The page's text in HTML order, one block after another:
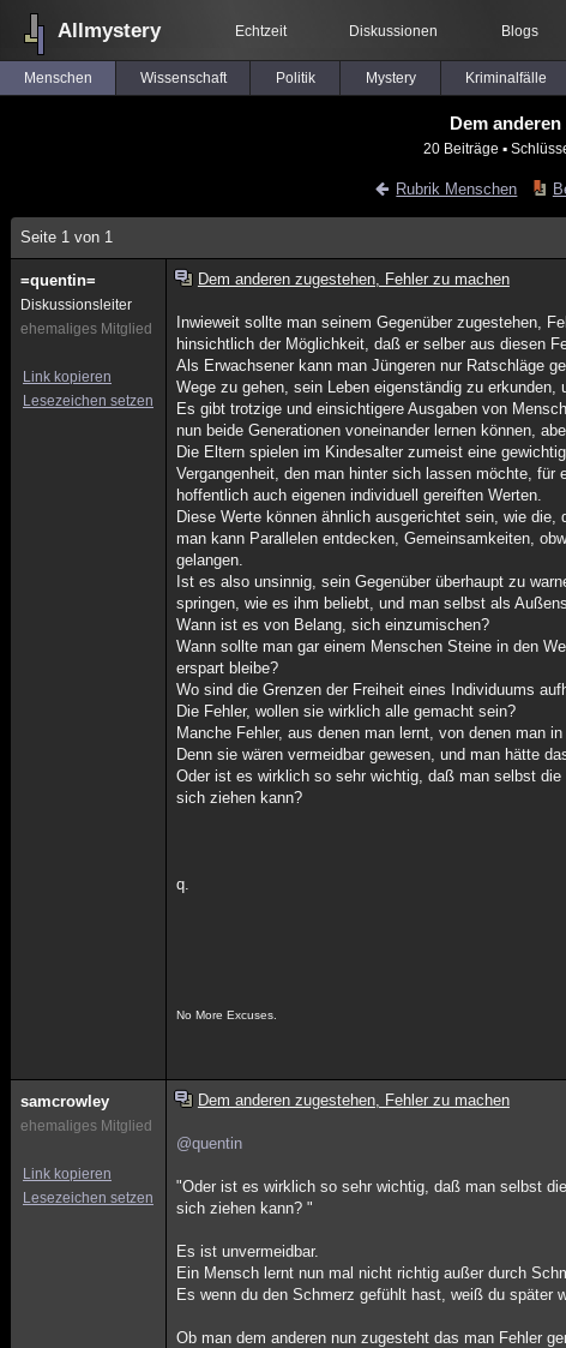
Allmystery Echtzeit Diskussionen Blogs
Menschen Wissenschaft Politik Mystery Kriminalfälle
Dem
20 Beiträge ▪
Rubrik Menschen
Seite 1 von 1
=quentin=
Diskussionsleiter
ehemaliges Mitglied
Link kopieren
Lesezeichen setzen
Dem anderen zugestehen, Fehler zu machen
Inwieweit sollte man seinem Gegenüber zugestehen,
hinsichtlich der Möglichkeit, daß er selber aus diesen
Als Erwachsener kann man Jüngeren nur Ratschläge
Wege zu gehen, sein Leben eigenständig zu
Es gibt trotzige und einsichtigere Ausgaben von
nun beide Generationen voneinander lernen können,
Die Eltern spielen im Kindesalter zumeist eine
Vergangenheit, den man hinter sich lassen möchte, für
hoffentlich auch eigenen individuell gereiften Werten.
Diese Werte können ähnlich ausgerichtet sein, wie die,
man kann Parallelen entdecken, Gemeinsamkeiten,
gelangen.
Ist es also unsinnig, sein Gegenüber überhaupt zu
springen, wie es ihm beliebt, und man selbst als
Wann ist es von Belang, sich einzumischen?
Wann sollte man gar einem Menschen Steine in den
erspart bleibe?
Wo sind die Grenzen der Freiheit eines Individuums
Die Fehler, wollen sie wirklich alle gemacht sein?
Manche Fehler, aus denen man lernt, von denen man
Denn sie wären vermeidbar gewesen, und man hätte
Oder ist es wirklich so sehr wichtig, daß man selbst
sich ziehen kann?
q.
No More Excuses.
samcrowley
ehemaliges Mitglied
Link kopieren
Lesezeichen setzen
Dem anderen zugestehen, Fehler zu machen
@quentin
"Oder ist es wirklich so sehr wichtig, daß man selbst
sich ziehen kann? "
Es ist unvermeidbar.
Ein Mensch lernt nun mal nicht richtig außer durch
Es wenn du den Schmerz gefühlt hast, weiß du später
Ob man dem anderen nun zugesteht das man Fehler